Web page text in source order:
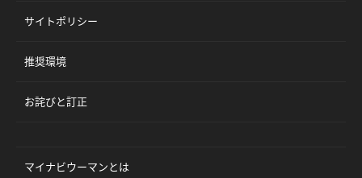
サイトポリシー
推奨環境
お詫びと訂正
マイナビウーマンとは